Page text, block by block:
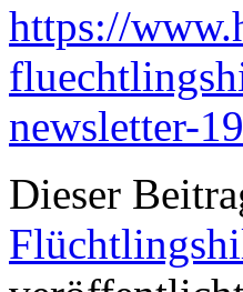
https://
newsletter-
Dieser